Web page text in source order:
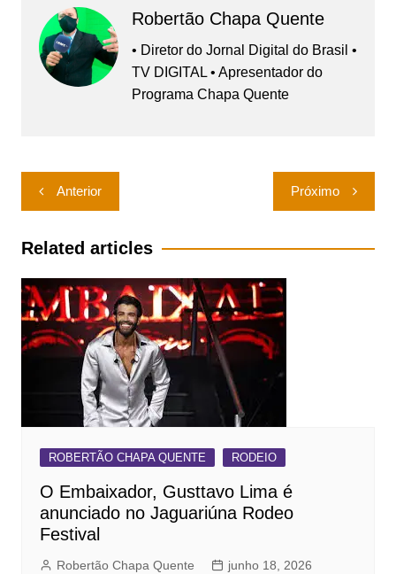
Robertão Chapa Quente
• Diretor do Jornal Digital do Brasil •
TV DIGITAL • Apresentador do
Programa Chapa Quente
Navegação
de
Post
Anterior Próximo
Related articles
ROBERTÃO CHAPA QUENTE RODEIO
O Embaixador, Gusttavo Lima é
anunciado no Jaguariúna Rodeo
Festival
Robertão Chapa Quente
junho 18, 2026